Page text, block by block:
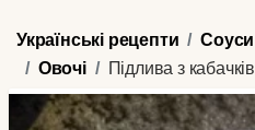
Українські рецепти Соуси
Овочі
Підлива з кабачків